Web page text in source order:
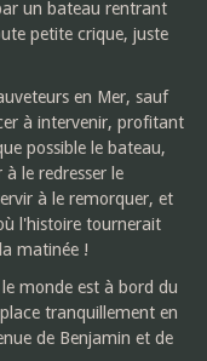
un bateau rentrant
petite crique, juste
en Mer, sauf
à intervenir, profitant
possible le bateau,
le redresser le
à le remorquer, et
l'histoire tournerait
matinée !
monde est à bord du
tranquillement en
de Benjamin et de